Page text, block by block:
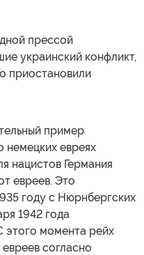
прессой
украинский конфликт,
приостановили
пример
немецких евреях
нацистов Германия
евреев. Это
году с Нюрнбергских
1942 года
этого момента рейх
согласно